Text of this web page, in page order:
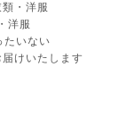
・洋服
洋服
たいない
けいたします